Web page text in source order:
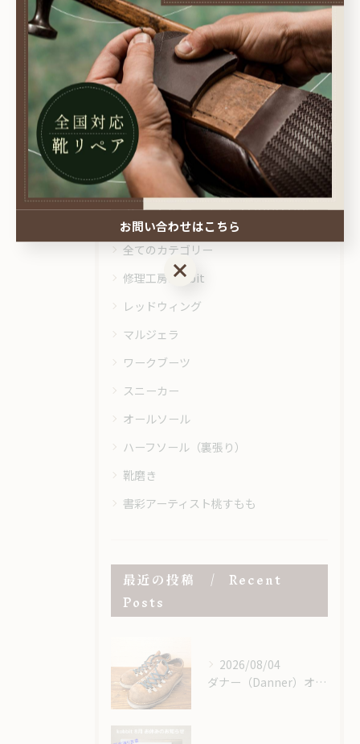
が擦り減ってしまったものも蘇らせること
ができます。
特殊な発泡洗浄剤で手洗いを行う靴クリー
ニングや財布・鞄の修理も行っております
ので、身の回りの愛用品に不具合がござい
ましたら、岡山駅近くの靴修理店に気軽に
ご相談ください。
カテゴリー Categories
全てのカテゴリー
修理工房kobbit
レッドウィング
マルジェラ
ワークブーツ
スニーカー
オールソール
ハーフソール（裏張り）
靴磨き
書彩アーティスト桃すもも
最近の投稿
Recent
Posts
2026/08/04
ダナー（Danner）オールソール｜レザーミッドソール＆USビブラム＃148で重厚感あるカスタム修理
お問い合わせはこちら
お問い合わせはこちら